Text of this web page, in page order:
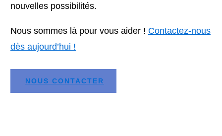
nouvelles possibilités.
Nous sommes là pour vous aider ! Contactez-nous
dès aujourd’hui !
NOUS CONTACTER